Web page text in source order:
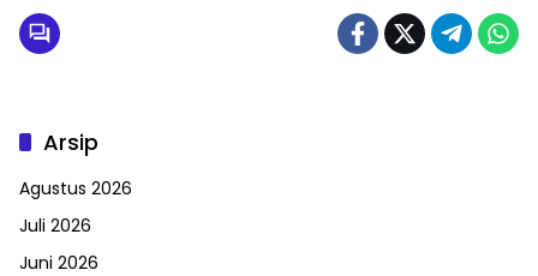
Arsip
Agustus 2026
Juli 2026
Juni 2026